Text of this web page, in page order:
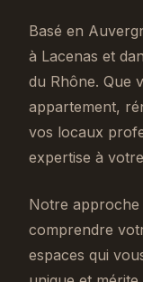
Basé en
à Lacenas et
du Rhône. Que
appartement,
vos locaux
expertise à
Notre approche
comprendre
espaces qui